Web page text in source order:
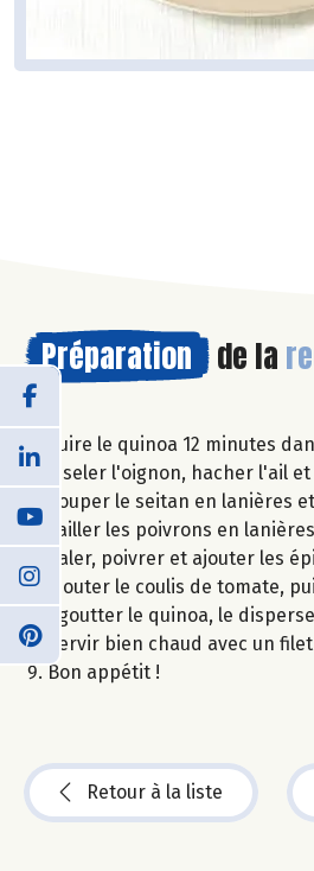
Préparation de la
Cuire le quinoa 12 minutes
Ciseler l'oignon, hacher l'ail
Couper le seitan en lanières
Tailler les poivrons en
Saler, poivrer et ajouter les
Ajouter le coulis de tomate,
Égoutter le quinoa, le
Servir bien chaud avec un
Bon appétit !
Retour à la liste